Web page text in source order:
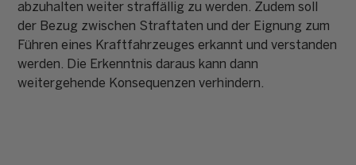
abzuhalten weiter straffällig zu werden. Zudem soll
der Bezug zwischen Straftaten und der Eignung zum
Führen eines Kraftfahrzeuges erkannt und verstanden
werden. Die Erkenntnis daraus kann dann
weitergehende Konsequenzen verhindern.